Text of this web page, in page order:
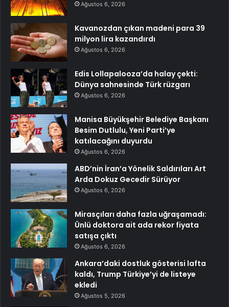
Ağustos 6, 2026
Kavanozdan çıkan madeni para 39
milyon lira kazandırdı
Ağustos 6, 2026
Edis Lollapalooza’da halay çekti:
Dünya sahnesinde Türk rüzgarı
Ağustos 6, 2026
Manisa Büyükşehir Belediye Başkanı
Besim Dutlulu, Yeni Parti’ye
katılacağını duyurdu
Ağustos 6, 2026
ABD’nin İran’a Yönelik Saldırıları Art
Arda Dokuz Gecedir Sürüyor
Ağustos 6, 2026
Mirasçıları daha fazla uğraşamadı:
Ünlü doktora ait ada rekor fiyata
satışa çıktı
Ağustos 6, 2026
Ankara’daki dostluk gösterisi lafta
kaldı, Trump Türkiye’yi de listeye
ekledi
Ağustos 5, 2026